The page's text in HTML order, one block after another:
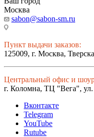
Москва
sabon@sabon-sm.ru
Пункт выдачи заказов:
125009, г. Москва,
Центральный офис и
г. Коломна, ТЦ "Вега",
Вконтакте
Telegram
YouTube
Rutube